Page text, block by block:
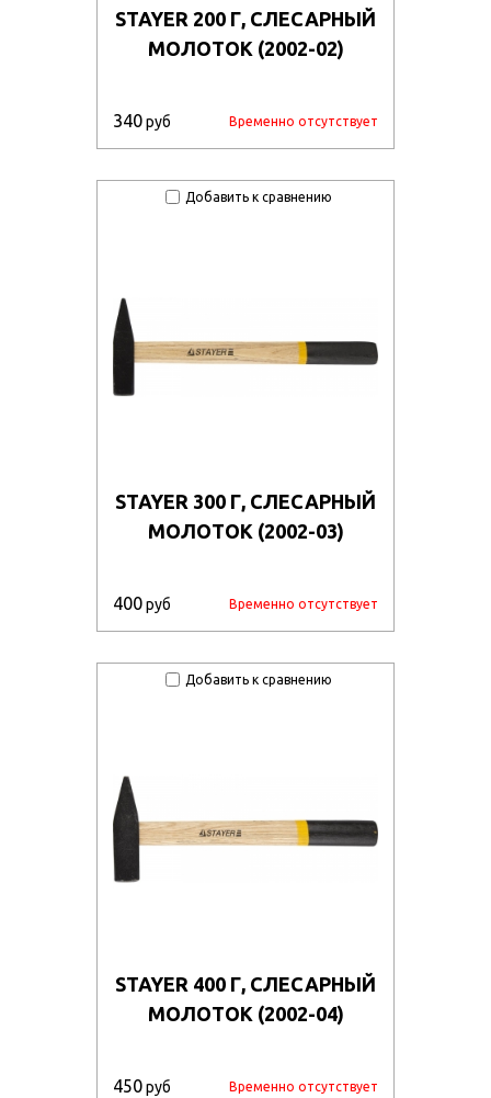
STAYER 200 Г, СЛЕСАРНЫЙ
МОЛОТОК (2002-02)
340руб Временно отсутствует
Добавить к сравнению
STAYER 300 Г, СЛЕСАРНЫЙ
МОЛОТОК (2002-03)
400руб Временно отсутствует
Добавить к сравнению
STAYER 400 Г, СЛЕСАРНЫЙ
МОЛОТОК (2002-04)
450руб Временно отсутствует